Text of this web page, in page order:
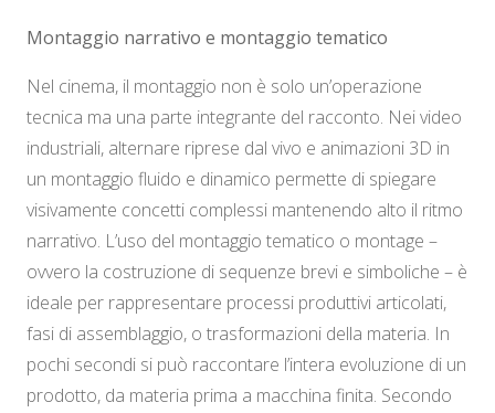
Montaggio narrativo e montaggio tematico
Nel cinema, il montaggio non è solo un’operazione
tecnica ma una parte integrante del racconto. Nei video
industriali, alternare riprese dal vivo e animazioni 3D in
un montaggio fluido e dinamico permette di spiegare
visivamente concetti complessi mantenendo alto il ritmo
narrativo. L’uso del montaggio tematico o montage –
ovvero la costruzione di sequenze brevi e simboliche – è
ideale per rappresentare processi produttivi articolati,
fasi di assemblaggio, o trasformazioni della materia. In
pochi secondi si può raccontare l’intera evoluzione di un
prodotto, da materia prima a macchina finita. Secondo